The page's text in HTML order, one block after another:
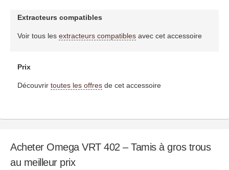
Extracteurs compatibles
Voir tous les extracteurs compatiblesavec cet accessoire
Prix
Découvrir toutes les offresde cet accessoire
Acheter Omega VRT 402 – Tamis à gros trous
au meilleur prix